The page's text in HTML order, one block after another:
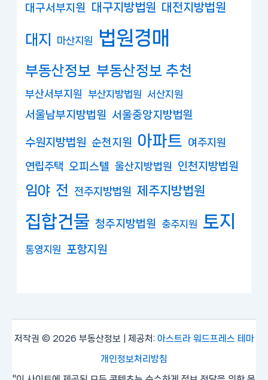
대구서부지원 대구지방법원 대전지방법원
대지 마산지원 법원경매
부동산정보 부동산정보 추천
부산서부지원 부산지방법원 서산지원
서울남부지방법원 서울중앙지방법원
수원지방법원 순천지원 아파트 여주지원
연립주택 오피스텔 울산지방법원 인천지방법원
임야 전 전주지방법원 제주지방법원
집합건물 청주지방법원 충주지원 토지
통영지원 포항지원
저작권 © 2026 부동산정보 | 제공처: 아스트라 워드프레스 테마
개인정보처리방침